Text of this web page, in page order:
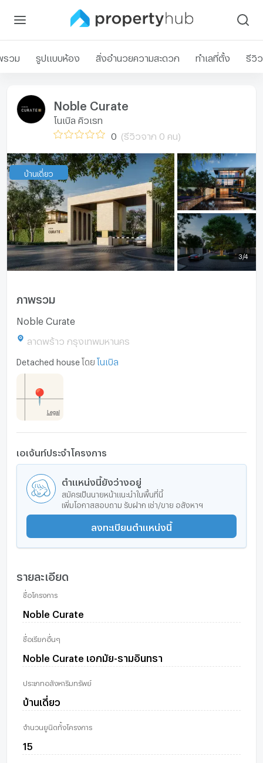
รวม รูปแบบห้อง สิ่งอำนวยความสะดวก ทำเลที่ตั้ง รีวิว
Noble Curate
โนเบิล คิวเรท
0 (รีวิวจาก 0 คน)
3 /4
บ้านเดี่ยว
ภาพรวม
Noble Curate
ลาดพร้าว กรุงเทพมหานคร
Detached house โดย โนเบิล
เอเจ้นท์ประจำโครงการ
ตำแหน่งนี้ยังว่างอยู่
สมัครเป็นนายหน้าแนะนำในพื้นที่นี้
เพิ่มโอกาสสอบถาม รับฝาก เช่า/ขาย อสังหาฯ
ลงทะเบียนตำแหน่งนี้
รายละเอียด
ชื่อโครงการ
Noble Curate
ชื่อเรียกอื่นๆ
Noble Curate เอกมัย-รามอินทรา
ประเภทอสังหาริมทรัพย์
บ้านเดี่ยว
จำนวนยูนิตทั้งโครงการ
15